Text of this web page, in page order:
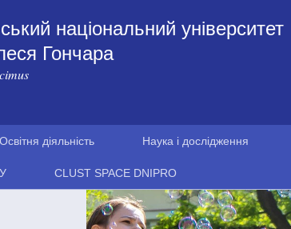
національний університет
Гончара
Освітня діяльність Наука і дослідження
CLUST SPACE DNIPRO